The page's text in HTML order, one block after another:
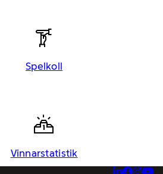
Spelkoll
Vinnarstatistik